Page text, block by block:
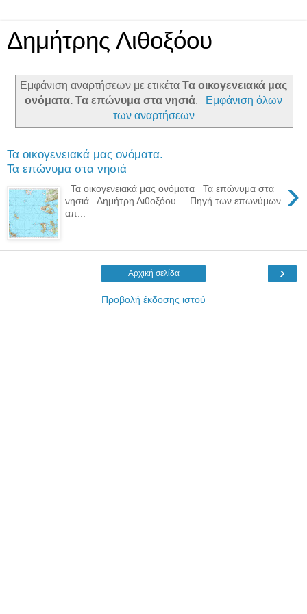
Δημήτρης Λιθοξόου
Εμφάνιση αναρτήσεων με ετικέτα Τα οικογενειακά μας
ονόματα. Τα επώνυμα στα νησιά.
Εμφάνιση όλων
των αναρτήσεων
Τα οικογενειακά μας ονόματα.
Τα επώνυμα στα νησιά
›
Τα οικογενειακά μας ονόματα Τα επώνυμα στα
νησιά Δημήτρη Λιθοξόου Πηγή των επωνύμων
απ...
›
Αρχική σελίδα
Προβολή έκδοσης ιστού